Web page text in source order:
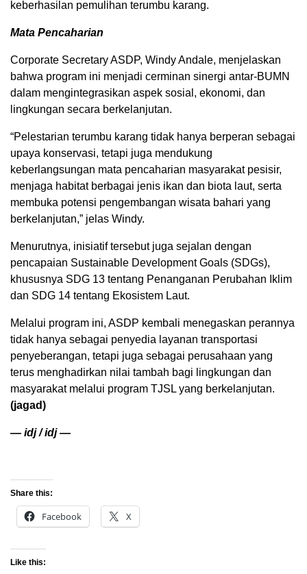
keberhasilan pemulihan terumbu karang.
Mata Pencaharian
Corporate Secretary ASDP, Windy Andale, menjelaskan
bahwa program ini menjadi cerminan sinergi antar-BUMN
dalam mengintegrasikan aspek sosial, ekonomi, dan
lingkungan secara berkelanjutan.
“Pelestarian terumbu karang tidak hanya berperan sebagai
upaya konservasi, tetapi juga mendukung
keberlangsungan mata pencaharian masyarakat pesisir,
menjaga habitat berbagai jenis ikan dan biota laut, serta
membuka potensi pengembangan wisata bahari yang
berkelanjutan,” jelas Windy.
Menurutnya, inisiatif tersebut juga sejalan dengan
pencapaian Sustainable Development Goals (SDGs),
khususnya SDG 13 tentang Penanganan Perubahan Iklim
dan SDG 14 tentang Ekosistem Laut.
Melalui program ini, ASDP kembali menegaskan perannya
tidak hanya sebagai penyedia layanan transportasi
penyeberangan, tetapi juga sebagai perusahaan yang
terus menghadirkan nilai tambah bagi lingkungan dan
masyarakat melalui program TJSL yang berkelanjutan.
(jagad)
— idj / idj —
Share this:
Facebook X
Like this: